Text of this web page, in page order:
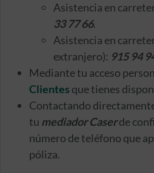
Asistencia en
33 77 66.
Asistencia en
extranjero): 915 94
Mediante tu acceso
Clientes que tienes
Contactando
tu mediador Caserde
número de teléfono que
póliza.